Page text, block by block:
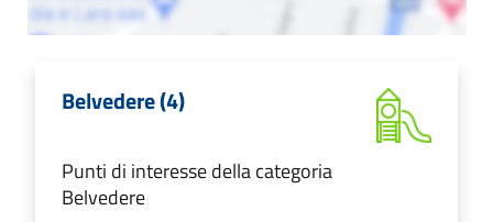
Belvedere (4)
Punti di interesse della categoria
Belvedere